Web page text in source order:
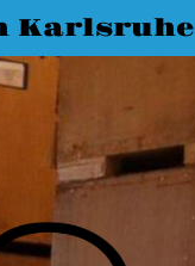
Karlsruhe